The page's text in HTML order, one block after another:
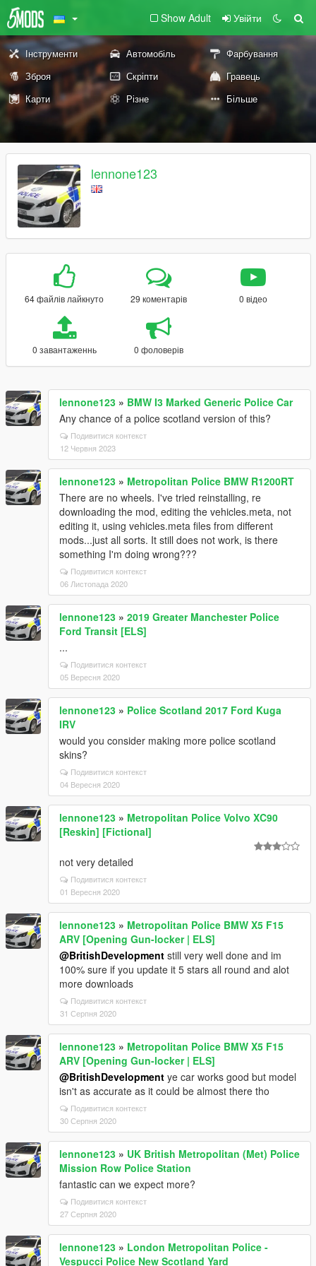
Show Adult Увійти
Інструменти Автомобіль
Фарбування
Зброя
Скріпти
Гравець
Карти
Різне Більше
lennone123
64 файлів лайкнуто 29 коментарів 0 відео
0 завантаженнь 0 фоловерів
lennone123 » BMW I3 Marked Generic Police Car
Any chance of a police scotland version of this?
Подивитися контекст
12 Червня 2023
lennone123 » Metropolitan Police BMW R1200RT
There are no wheels. I've tried reinstalling, re
downloading the mod, editing the vehicles.meta, not
editing it, using vehicles.meta files from different
mods...just all sorts. It still does not work, is there
something I'm doing wrong???
Подивитися контекст
06 Листопада 2020
lennone123 » 2019 Greater Manchester Police
Ford Transit [ELS]
...
Подивитися контекст
05 Вересня 2020
lennone123 » Police Scotland 2017 Ford Kuga
IRV
would you consider making more police scotland
skins?
Подивитися контекст
04 Вересня 2020
lennone123 » Metropolitan Police Volvo XC90
[Reskin] [Fictional]
not very detailed
Подивитися контекст
01 Вересня 2020
lennone123 » Metropolitan Police BMW X5 F15
ARV [Opening Gun-locker | ELS]
@BritishDevelopment still very well done and im
100% sure if you update it 5 stars all round and alot
more downloads
Подивитися контекст
31 Серпня 2020
lennone123 » Metropolitan Police BMW X5 F15
ARV [Opening Gun-locker | ELS]
@BritishDevelopment ye car works good but model
isn't as accurate as it could be almost there tho
Подивитися контекст
30 Серпня 2020
lennone123 » UK British Metropolitan (Met) Police
Mission Row Police Station
fantastic can we expect more?
Подивитися контекст
27 Серпня 2020
lennone123 » London Metropolitan Police -
Vespucci Police New Scotland Yard